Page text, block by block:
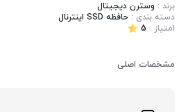
برند : وسترن دیجیتال
دسته بندی :حافظه SSD اینترنال
امتیاز : 5
مشخصات اصلی